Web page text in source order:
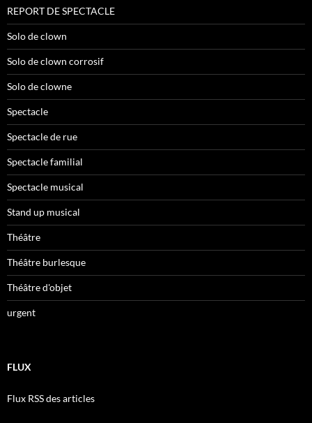
REPORT DE SPECTACLE
Solo de clown
Solo de clown corrosif
Solo de clowne
Spectacle
Spectacle de rue
Spectacle familial
Spectacle musical
Stand up musical
Théâtre
Théâtre burlesque
Théâtre d'objet
urgent
FLUX
Flux RSS des articles